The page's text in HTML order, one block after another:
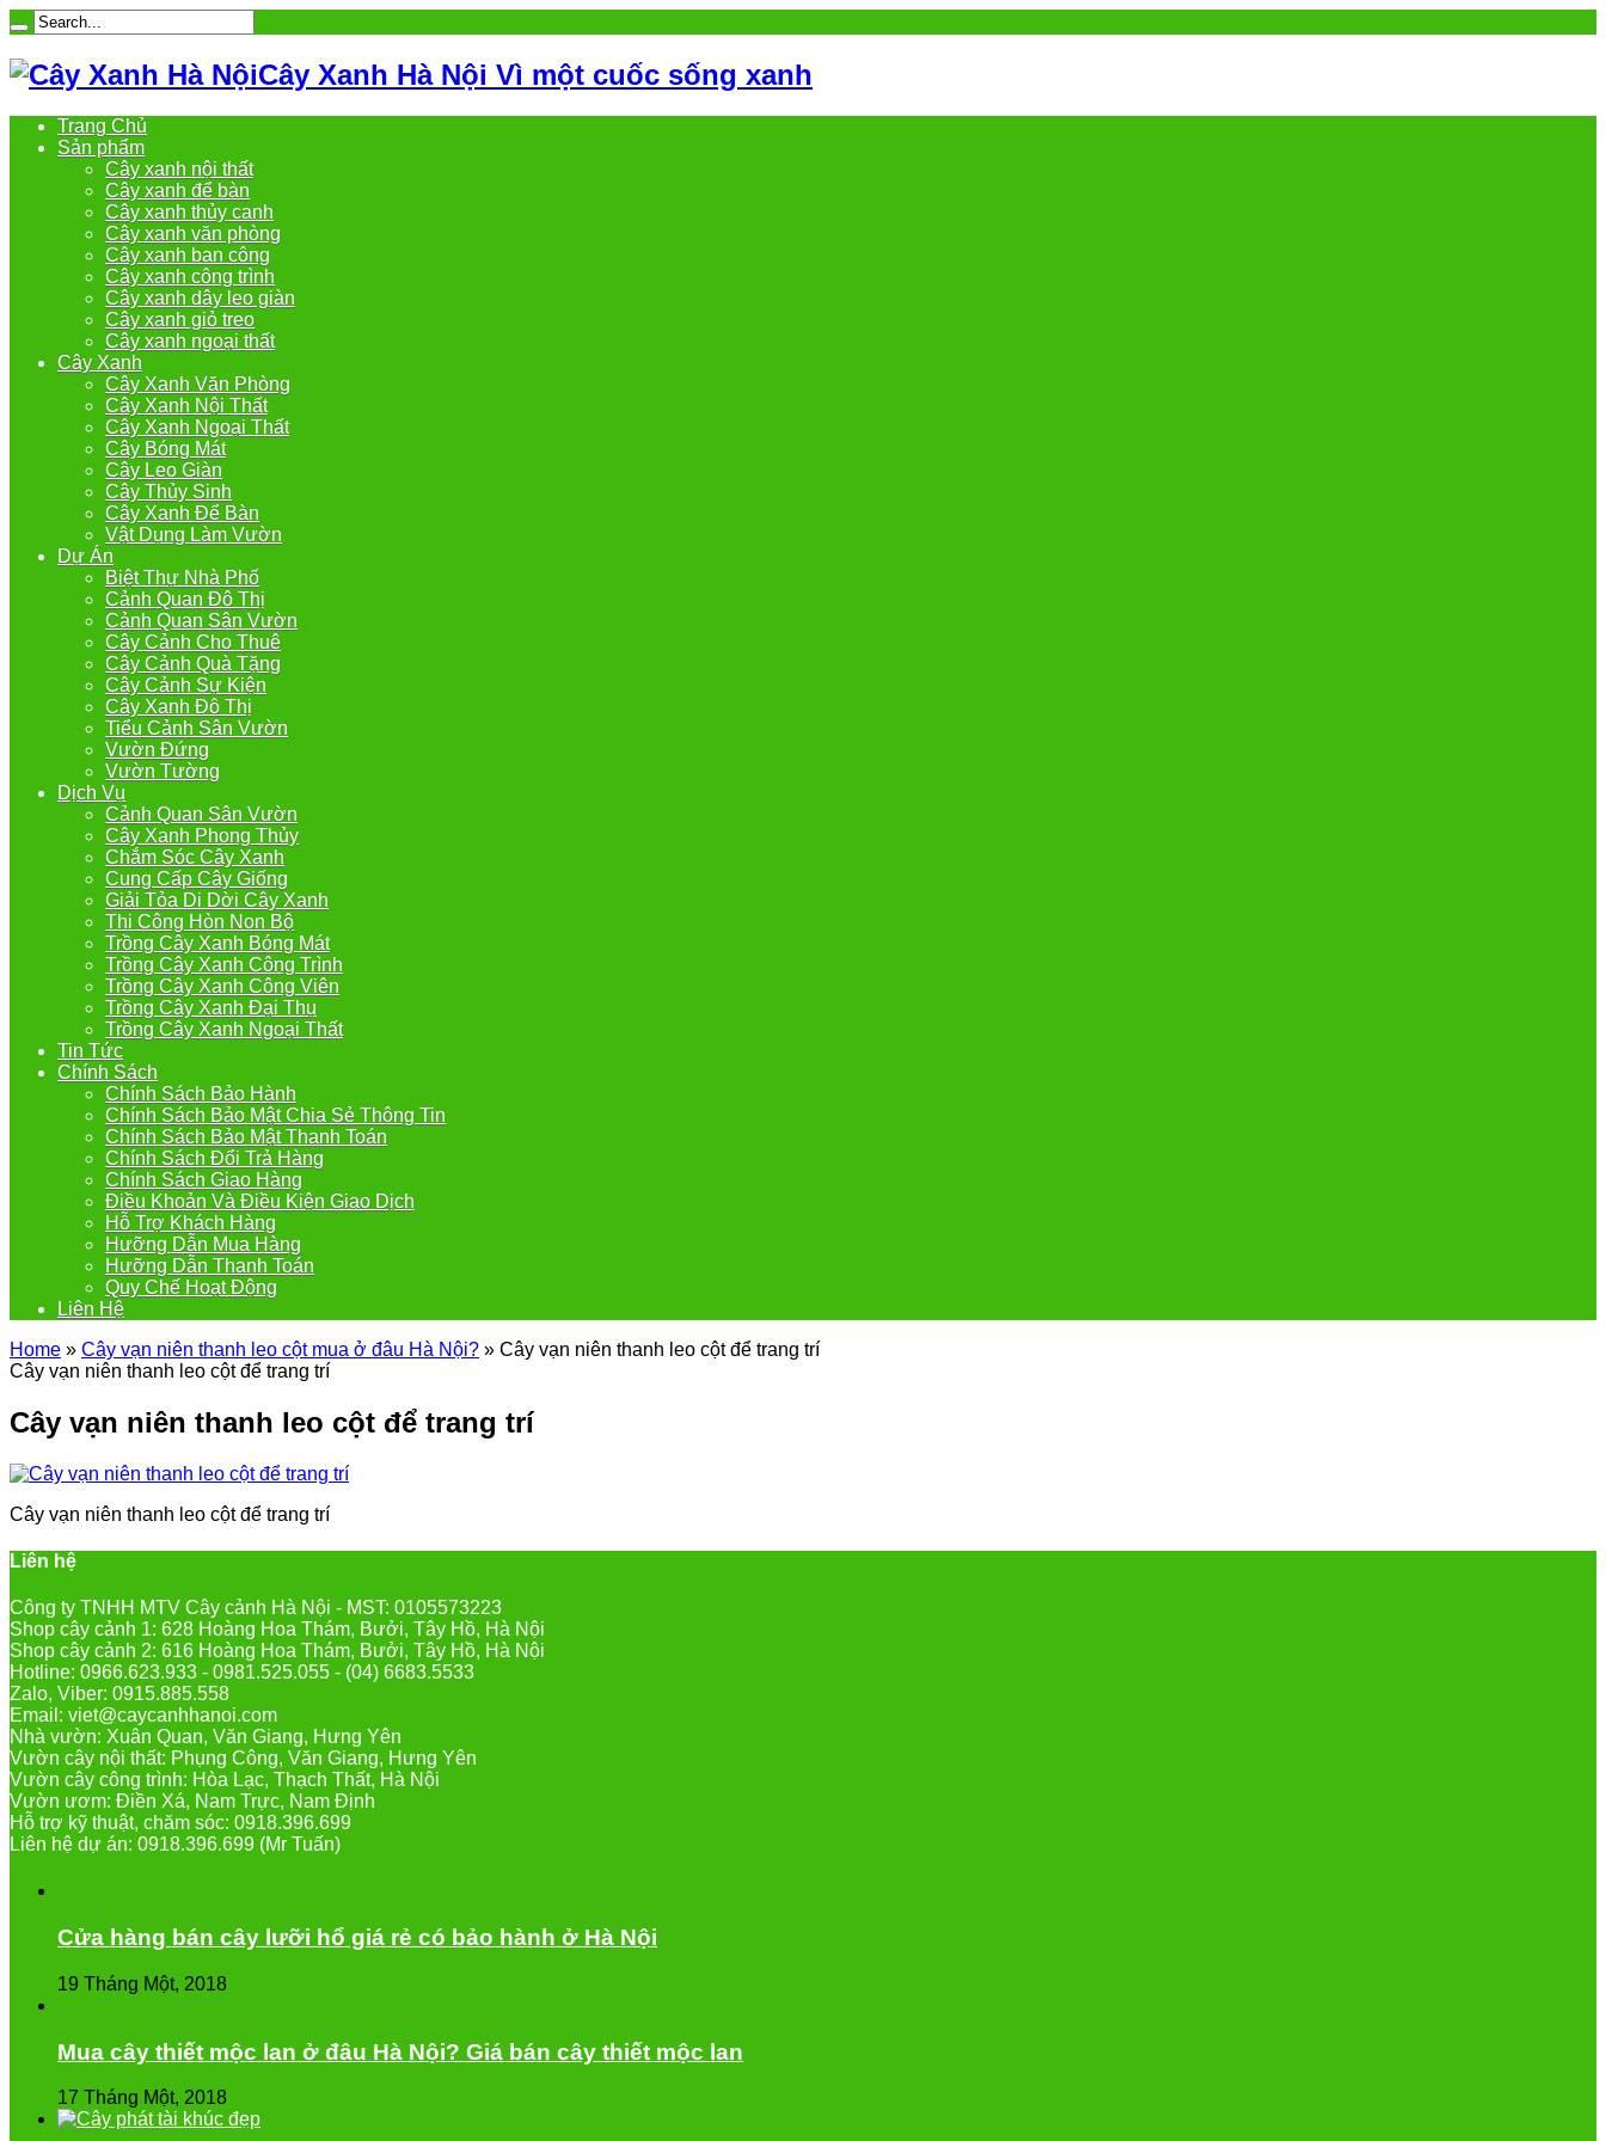
Cây Xanh Hà Nội Vì một cuốc sống xanh
Trang Chủ
Sản phẩm
Cây xanh nội thất
Cây xanh để bàn
Cây xanh thủy canh
Cây xanh văn phòng
Cây xanh ban công
Cây xanh công trình
Cây xanh dây leo giàn
Cây xanh giỏ treo
Cây xanh ngoại thất
Cây Xanh
Cây Xanh Văn Phòng
Cây Xanh Nội Thất
Cây Xanh Ngoại Thất
Cây Bóng Mát
Cây Leo Giàn
Cây Thủy Sinh
Cây Xanh Để Bàn
Vật Dụng Làm Vườn
Dự Án
Biệt Thự Nhà Phố
Cảnh Quan Đô Thị
Cảnh Quan Sân Vườn
Cây Cảnh Cho Thuê
Cây Cảnh Quà Tặng
Cây Cảnh Sự Kiện
Cây Xanh Đô Thị
Tiểu Cảnh Sân Vườn
Vườn Đứng
Vườn Tường
Dịch Vụ
Cảnh Quan Sân Vườn
Cây Xanh Phong Thủy
Chắm Sóc Cây Xanh
Cung Cấp Cây Giống
Giải Tỏa Di Dời Cây Xanh
Thi Công Hòn Non Bộ
Trồng Cây Xanh Bóng Mát
Trồng Cây Xanh Công Trình
Trồng Cây Xanh Công Viên
Trồng Cây Xanh Đại Thụ
Trồng Cây Xanh Ngoại Thất
Tin Tức
Chính Sách
Chính Sách Bảo Hành
Chính Sách Bảo Mật Chia Sẻ Thông Tin
Chính Sách Bảo Mật Thanh Toán
Chính Sách Đổi Trả Hàng
Chính Sách Giao Hàng
Điều Khoản Và Điều Kiện Giao Dịch
Hỗ Trợ Khách Hàng
Hưỡng Dẫn Mua Hàng
Hưỡng Dẫn Thanh Toán
Quy Chế Hoạt Động
Liên Hệ
Home » Cây vạn niên thanh leo cột mua ở đâu Hà Nội? » Cây vạn niên thanh leo cột để trang trí
Cây vạn niên thanh leo cột để trang trí
Cây vạn niên thanh leo cột để trang trí
Cây vạn niên thanh leo cột để trang trí
Liên hệ
Công ty TNHH MTV Cây cảnh Hà Nội - MST: 0105573223
Shop cây cảnh 1: 628 Hoàng Hoa Thám, Bưởi, Tây Hồ, Hà Nội
Shop cây cảnh 2: 616 Hoàng Hoa Thám, Bưởi, Tây Hồ, Hà Nội
Hotline: 0966.623.933 - 0981.525.055 - (04) 6683.5533
Zalo, Viber: 0915.885.558
Email: viet@caycanhhanoi.com
Nhà vườn: Xuân Quan, Văn Giang, Hưng Yên
Vườn cây nội thất: Phụng Công, Văn Giang, Hưng Yên
Vườn cây công trình: Hòa Lạc, Thạch Thất, Hà Nội
Vườn ươm: Điền Xá, Nam Trực, Nam Định
Hỗ trợ kỹ thuật, chăm sóc: 0918.396.699
Liên hệ dự án: 0918.396.699 (Mr Tuấn)
Cửa hàng bán cây lưỡi hổ giá rẻ có bảo hành ở Hà Nội
19 Tháng Một, 2018
Mua cây thiết mộc lan ở đâu Hà Nội? Giá bán cây thiết mộc lan
17 Tháng Một, 2018